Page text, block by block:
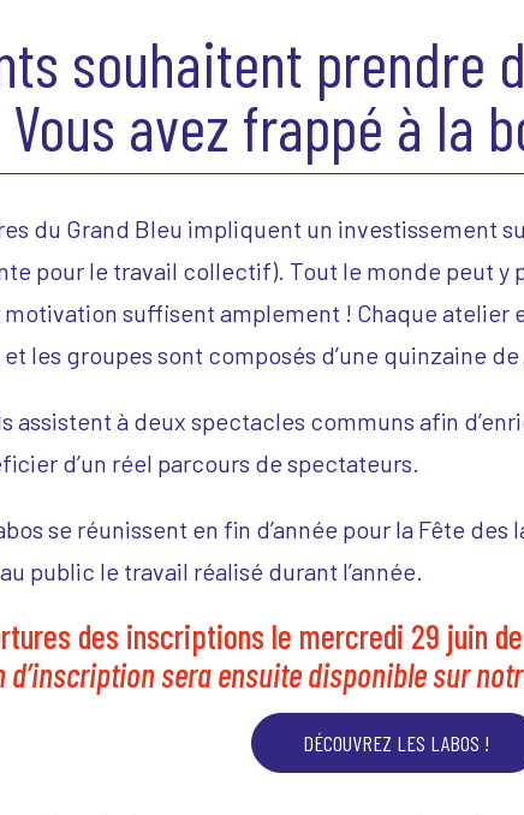
souhaitent prendre
Vous avez frappé à la
du Grand Bleu impliquent un investissement
pour le travail collectif). Tout le monde peut y
motivation suffisent amplement ! Chaque atelier
les groupes sont composés d’une quinzaine
assistent à deux spectacles communs afin
d’un réel parcours de spectateurs.
se réunissent en fin d’année pour la Fête
public le travail réalisé durant l’année.
des inscriptions le mercredi 29 juin de
d’inscription sera ensuite disponible sur
DÉCOUVREZ LES LABOS !